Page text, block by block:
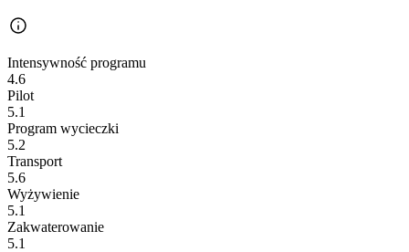
Intensywność programu
4.6
Pilot
5.1
Program wycieczki
5.2
Transport
5.6
Wyżywienie
5.1
Zakwaterowanie
5.1